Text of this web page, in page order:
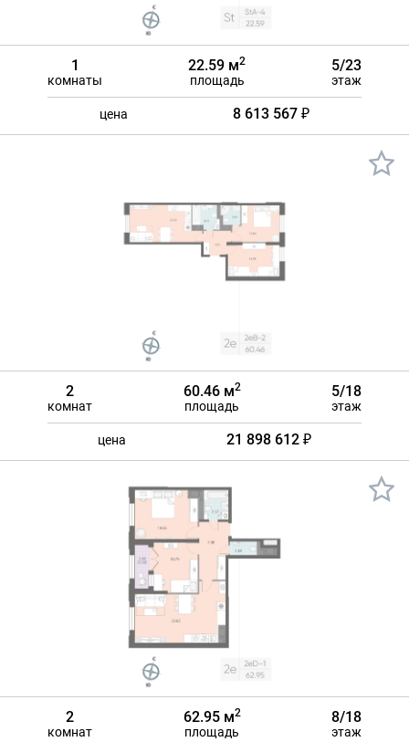
1
комнаты
22.59 м2
площадь
5/23
этаж
цена 8 613 567 ₽
2
комнат
60.46 м2
площадь
5/18
этаж
цена 21 898 612 ₽
2
комнат
62.95 м2
площадь
8/18
этаж